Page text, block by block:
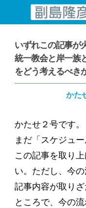
コンテンツへス
いずれこの記事が
統一教会と岸一
をどう考えるべき
かた
かたせ２号です。
まだ「スケジュ
この記事を取り
い。ただし、今
記事内容が取りざ
ところで、今の